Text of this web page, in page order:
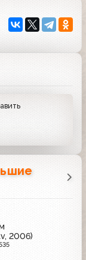
2006)